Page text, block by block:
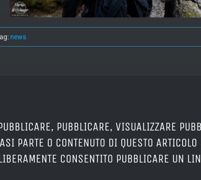
news
PUBBLICARE, VISUALIZZARE
PARTE O CONTENUTO DI QUESTO
CONSENTITO PUBBLICARE UN